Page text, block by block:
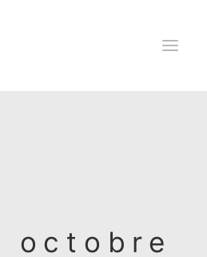
octobre